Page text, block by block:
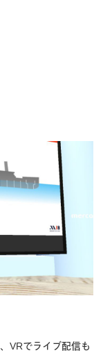
VRでライブ配信も